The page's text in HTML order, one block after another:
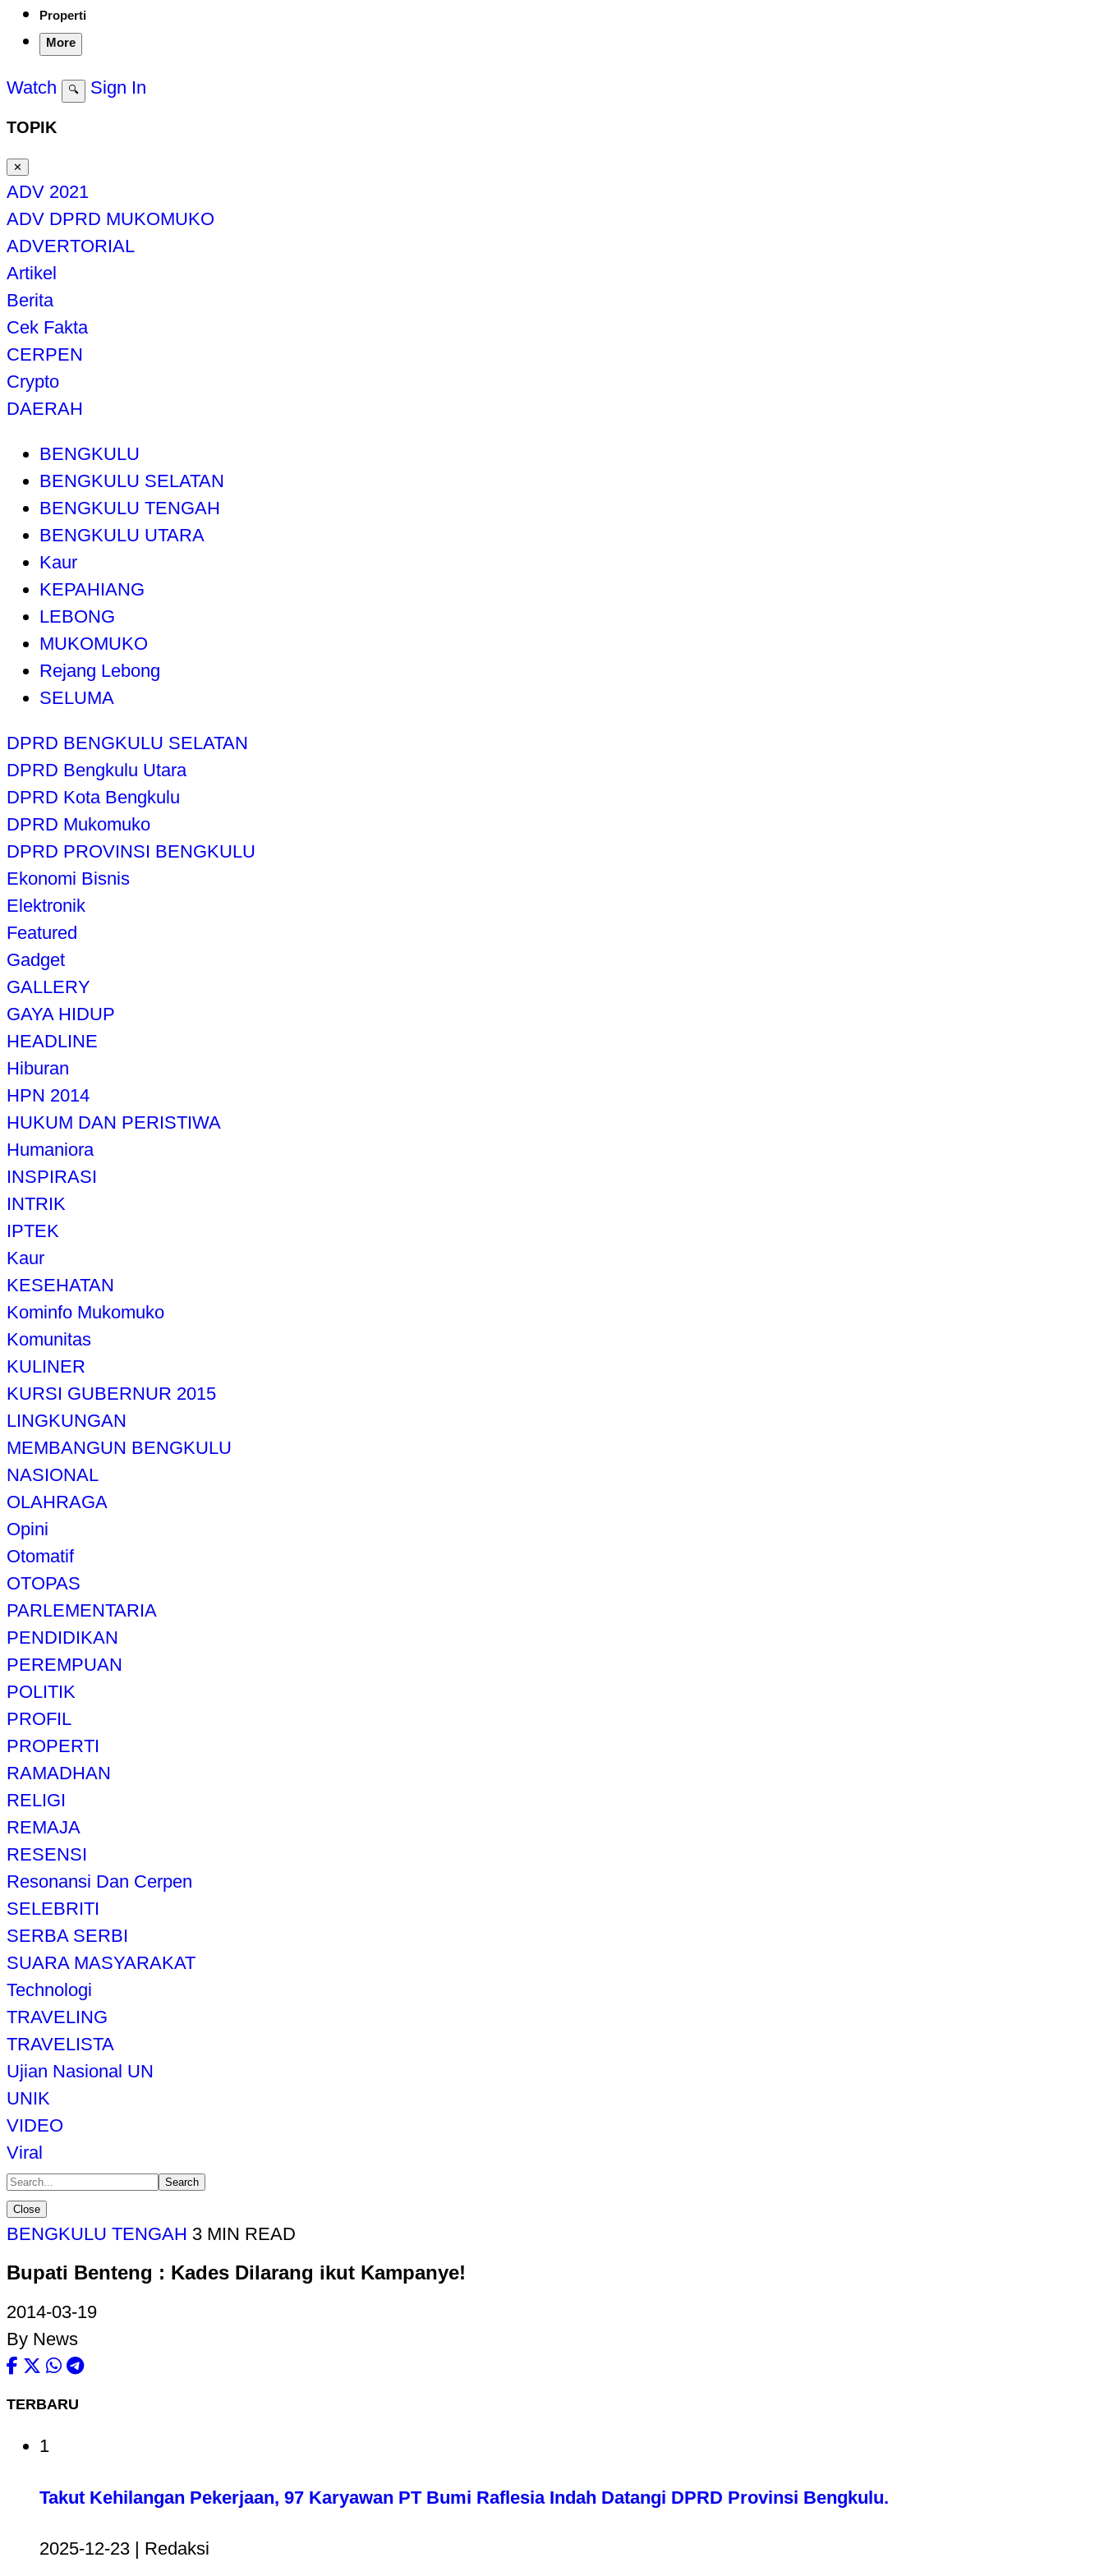
Properti
More
Watch 🔍 Sign In
TOPIK
✕
ADV 2021
ADV DPRD MUKOMUKO
ADVERTORIAL
Artikel
Berita
Cek Fakta
CERPEN
Crypto
DAERAH
BENGKULU
BENGKULU SELATAN
BENGKULU TENGAH
BENGKULU UTARA
Kaur
KEPAHIANG
LEBONG
MUKOMUKO
Rejang Lebong
SELUMA
DPRD BENGKULU SELATAN
DPRD Bengkulu Utara
DPRD Kota Bengkulu
DPRD Mukomuko
DPRD PROVINSI BENGKULU
Ekonomi Bisnis
Elektronik
Featured
Gadget
GALLERY
GAYA HIDUP
HEADLINE
Hiburan
HPN 2014
HUKUM DAN PERISTIWA
Humaniora
INSPIRASI
INTRIK
IPTEK
Kaur
KESEHATAN
Kominfo Mukomuko
Komunitas
KULINER
KURSI GUBERNUR 2015
LINGKUNGAN
MEMBANGUN BENGKULU
NASIONAL
OLAHRAGA
Opini
Otomatif
OTOPAS
PARLEMENTARIA
PENDIDIKAN
PEREMPUAN
POLITIK
PROFIL
PROPERTI
RAMADHAN
RELIGI
REMAJA
RESENSI
Resonansi Dan Cerpen
SELEBRITI
SERBA SERBI
SUARA MASYARAKAT
Technologi
TRAVELING
TRAVELISTA
Ujian Nasional UN
UNIK
VIDEO
Viral
Search
Close
BENGKULU TENGAH 3 MIN READ
Bupati Benteng : Kades Dilarang ikut Kampanye!
2014-03-19
By News
TERBARU
1
Takut Kehilangan Pekerjaan, 97 Karyawan PT Bumi Raflesia Indah Datangi DPRD Provinsi Bengkulu.
2025-12-23 | Redaksi